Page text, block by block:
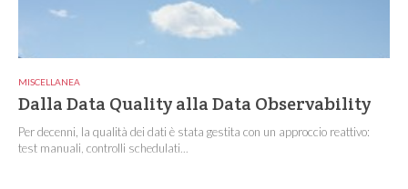
MISCELLANEA
Dalla Data Quality alla Data Observability
Per decenni, la qualità dei dati è stata gestita con un approccio reattivo:
test manuali, controlli schedulati...